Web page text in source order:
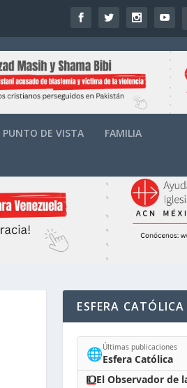
PUNTO DE VISTA FAMILIA
ESFERA CATÓLICA
🌐Últimas publicaciones
Esfera Católica